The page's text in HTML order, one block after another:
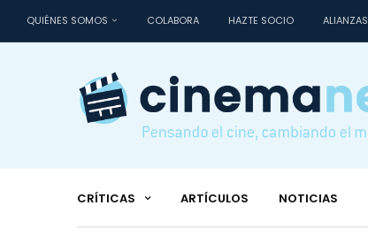
QUIÉNES SOMOS COLABORA HAZTE SOCIO ALIANZAS
CRÍTICAS ARTÍCULOS NOTICIAS